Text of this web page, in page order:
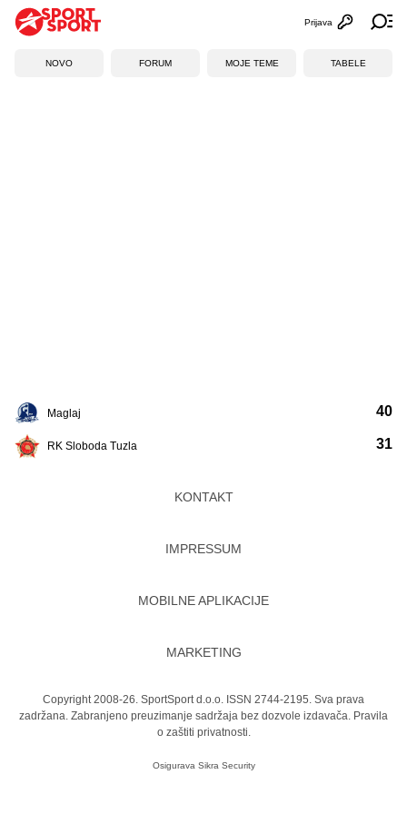
Otvori
Prijava
NOVO FORUM MOJE TEME TABELE
Maglaj
RK Sloboda Tuzla
40
31
KONTAKT
IMPRESSUM
MOBILNE APLIKACIJE
MARKETING
Copyright 2008-26. SportSport d.o.o. ISSN 2744-2195. Sva prava
zadržana. Zabranjeno preuzimanje sadržaja bez dozvole izdavača. Pravila
o zaštiti privatnosti.
Osigurava Sikra Security